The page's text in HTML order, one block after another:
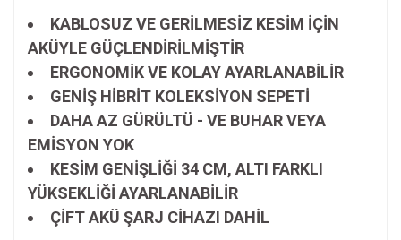
KABLOSUZ VE GERİLMESİZ KESİM İÇİN
AKÜYLE GÜÇLENDİRİLMİŞTİR
ERGONOMİK VE KOLAY AYARLANABİLİR
GENİŞ HİBRİT KOLEKSİYON SEPETİ
DAHA AZ GÜRÜLTÜ - VE BUHAR VEYA
EMİSYON YOK
KESİM GENİŞLİĞİ 34 CM, ALTI FARKLI
YÜKSEKLİĞİ AYARLANABİLİR
ÇİFT AKÜ ŞARJ CİHAZI DAHİL